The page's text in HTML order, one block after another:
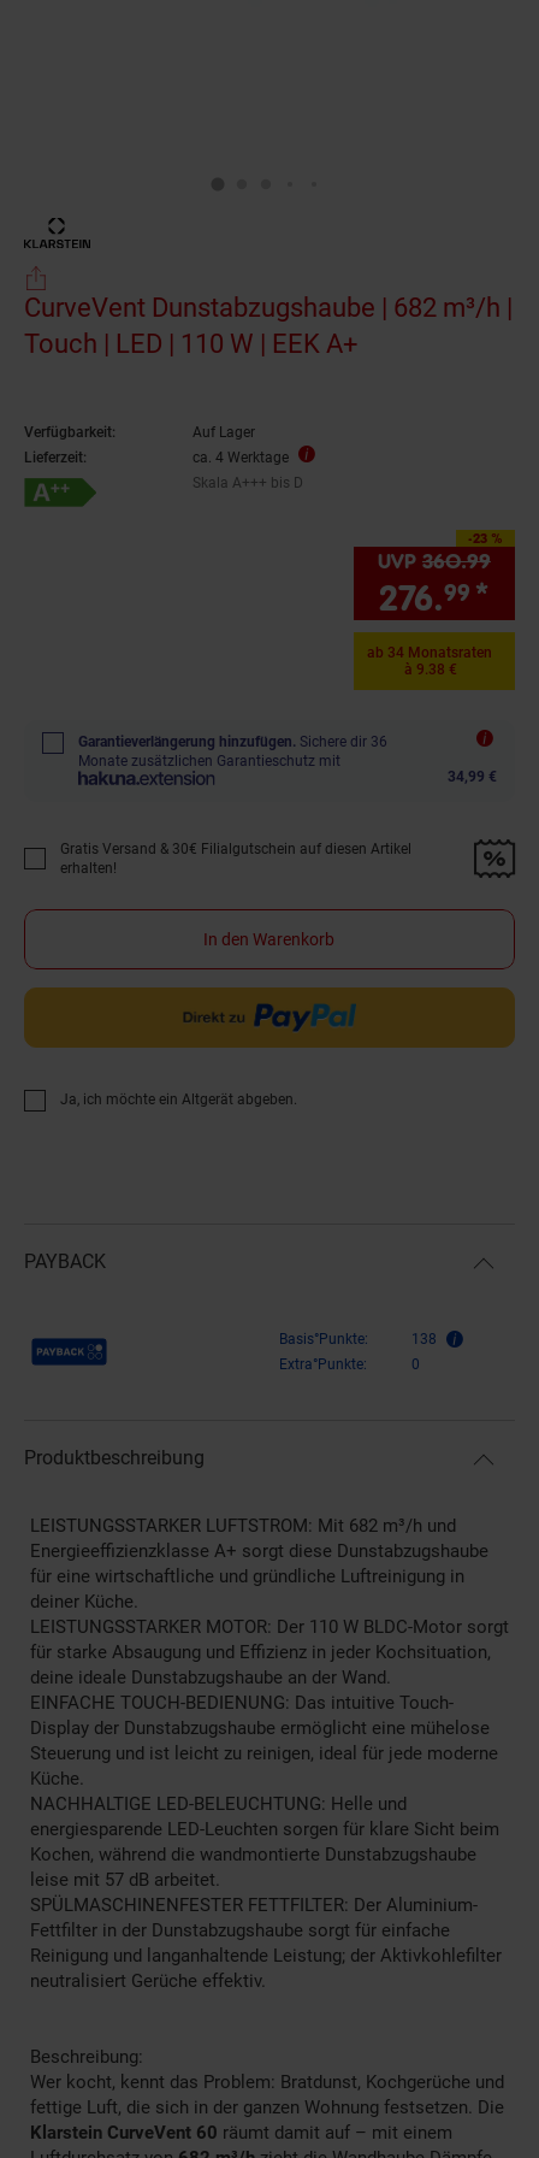
CurveVent Dunstabzugshaube | 682 m³/h |
Touch | LED | 110 W | EEK A+
Verfügbarkeit:
Auf Lager
Lieferzeit:
ca. 4 Werktage
Energieeffizienzklasse A++ auf Skala A+++ bis D
Skala A+++ bis D
-23 %
Sie Sparen 23 Prozent,
UVP 360.99
276.99 *
ab 34 Monatsraten
à 9.38 €
Garantieverlängerung hinzufügen. Sichere dir 36
Monate zusätzlichen Garantieschutz mit
34,99 €
Promotion "Gratis Versand &amp; 30€ Filialgutschein auf diesen Artikel
Gratis Versand & 30€ Filialgutschein auf diesen Artikel
erhalten!
In den Warenkorb
Ja, ich möchte ein Altgerät abgeben.
PAYBACK
Payback Punkte Basis°Punkte:
138
Extra°Punkte:
0
Produktbeschreibung
LEISTUNGSSTARKER LUFTSTROM: Mit 682 m³/h und
Energieeffizienzklasse A+ sorgt diese Dunstabzugshaube
für eine wirtschaftliche und gründliche Luftreinigung in
deiner Küche.
LEISTUNGSSTARKER MOTOR: Der 110 W BLDC-Motor sorgt
für starke Absaugung und Effizienz in jeder Kochsituation,
deine ideale Dunstabzugshaube an der Wand.
EINFACHE TOUCH-BEDIENUNG: Das intuitive Touch-
Display der Dunstabzugshaube ermöglicht eine mühelose
Steuerung und ist leicht zu reinigen, ideal für jede moderne
Küche.
NACHHALTIGE LED-BELEUCHTUNG: Helle und
energiesparende LED-Leuchten sorgen für klare Sicht beim
Kochen, während die wandmontierte Dunstabzugshaube
leise mit 57 dB arbeitet.
SPÜLMASCHINENFESTER FETTFILTER: Der Aluminium-
Fettfilter in der Dunstabzugshaube sorgt für einfache
Reinigung und langanhaltende Leistung; der Aktivkohlefilter
neutralisiert Gerüche effektiv.
Beschreibung:
Wer kocht, kennt das Problem: Bratdunst, Kochgerüche und
fettige Luft, die sich in der ganzen Wohnung festsetzen. Die
Klarstein CurveVent 60 räumt damit auf – mit einem